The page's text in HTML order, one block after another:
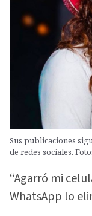
Sus publicaciones
de redes sociales.
“Agarró mi
WhatsApp lo